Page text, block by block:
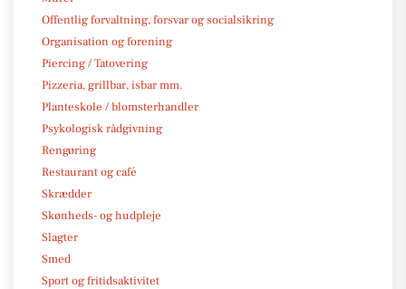
Offentlig forvaltning, forsvar og socialsikring
Organisation og forening
Piercing / Tatovering
Pizzeria, grillbar, isbar mm.
Planteskole / blomsterhandler
Psykologisk rådgivning
Rengøring
Restaurant og café
Skrædder
Skønheds- og hudpleje
Slagter
Smed
Sport og fritidsaktivitet